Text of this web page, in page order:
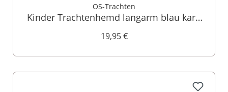
OS-Trachten
Kinder Trachtenhemd langarm blau karo
19,95 €